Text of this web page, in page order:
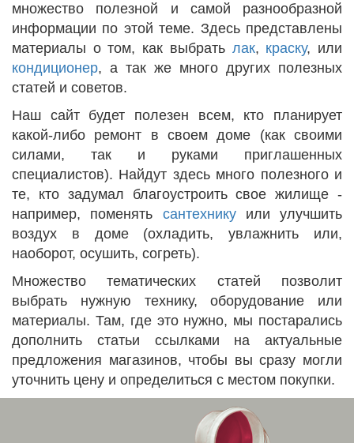
множество полезной и самой разнообразной
информации по этой теме. Здесь представлены
материалы о том, как выбрать лак, краску, или
кондиционер, а так же много других полезных
статей и советов.
Наш сайт будет полезен всем, кто планирует
какой-либо ремонт в своем доме (как своими
силами, так и руками приглашенных
специалистов). Найдут здесь много полезного и
те, кто задумал благоустроить свое жилище -
например, поменять сантехникуили улучшить
воздух в доме (охладить, увлажнить или,
наоборот, осушить, согреть).
Множество тематических статей позволит
выбрать нужную технику, оборудование или
материалы. Там, где это нужно, мы постарались
дополнить статьи ссылками на актуальные
предложения магазинов, чтобы вы сразу могли
уточнить цену и определиться с местом покупки.